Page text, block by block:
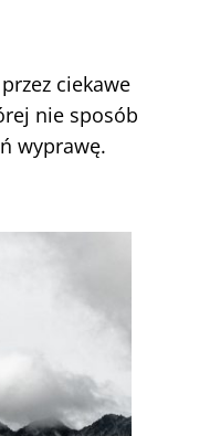
ciekawe
nie sposób
wyprawę.